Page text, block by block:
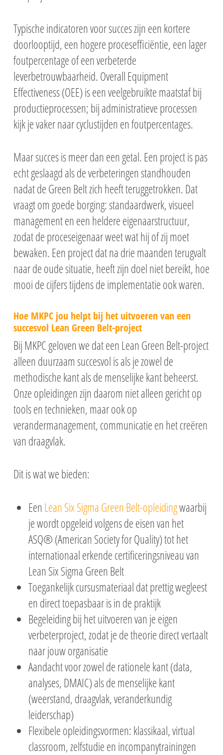
Typische indicatoren voor succes zijn een kortere
doorlooptijd, een hogere procesefficiëntie, een lager
foutpercentage of een verbeterde
leverbetrouwbaarheid. Overall Equipment
Effectiveness (OEE) is een veelgebruikte maatstaf bij
productieprocessen; bij administratieve processen
kijk je vaker naar cyclustijden en foutpercentages.
Maar succes is meer dan een getal. Een project is pas
echt geslaagd als de verbeteringen standhouden
nadat de Green Belt zich heeft teruggetrokken. Dat
vraagt om goede borging: standaardwerk, visueel
management en een heldere eigenaarstructuur,
zodat de proceseigenaar weet wat hij of zij moet
bewaken. Een project dat na drie maanden terugvalt
naar de oude situatie, heeft zijn doel niet bereikt, hoe
mooi de cijfers tijdens de implementatie ook waren.
Hoe MKPC jou helpt bij het uitvoeren van een
succesvol Lean Green Belt-project
Bij MKPC geloven we dat een Lean Green Belt-project
alleen duurzaam succesvol is als je zowel de
methodische kant als de menselijke kant beheerst.
Onze opleidingen zijn daarom niet alleen gericht op
tools en technieken, maar ook op
verandermanagement, communicatie en het creëren
van draagvlak.
Dit is wat we bieden:
EenLean Six Sigma Green Belt-opleidingwaarbij
je wordt opgeleid volgens de eisen van het
ASQ® (American Society for Quality) tot het
internationaal erkende certificeringsniveau van
Lean Six Sigma Green Belt
Toegankelijk cursusmateriaal dat prettig wegleest
en direct toepasbaar is in de praktijk
Begeleiding bij het uitvoeren van je eigen
verbeterproject, zodat je de theorie direct vertaalt
naar jouw organisatie
Aandacht voor zowel de rationele kant (data,
analyses, DMAIC) als de menselijke kant
(weerstand, draagvlak, veranderkundig
leiderschap)
Flexibele opleidingsvormen: klassikaal, virtual
classroom, zelfstudie en incompanytrainingen